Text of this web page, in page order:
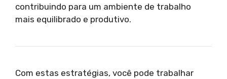
contribuindo para um ambiente de trabalho
mais equilibrado e produtivo.
Com estas estratégias, você pode trabalhar